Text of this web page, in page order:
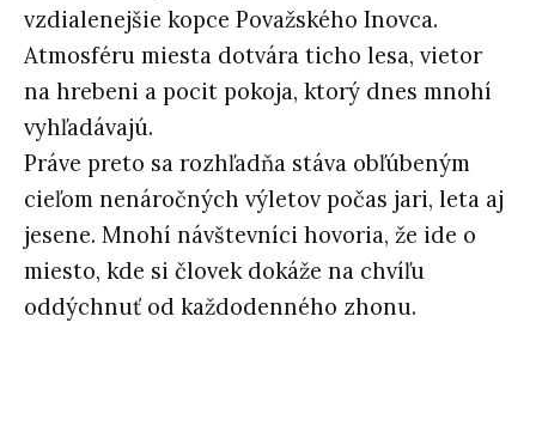
vzdialenejšie kopce Považského Inovca.
Atmosféru miesta dotvára ticho lesa, vietor
na hrebeni a pocit pokoja, ktorý dnes mnohí
vyhľadávajú.
Práve preto sa rozhľadňa stáva obľúbeným
cieľom nenáročných výletov počas jari, leta aj
jesene. Mnohí návštevníci hovoria, že ide o
miesto, kde si človek dokáže na chvíľu
oddýchnuť od každodenného zhonu.